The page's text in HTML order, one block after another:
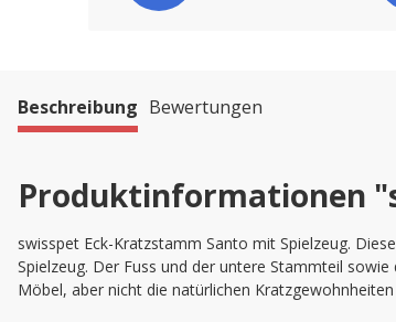
Beschreibung Bewertungen
Produktinformationen
swisspet Eck-Kratzstamm Santo mit Spielzeug.
Spielzeug. Der Fuss und der untere Stammteil
Möbel, aber nicht die natürlichen